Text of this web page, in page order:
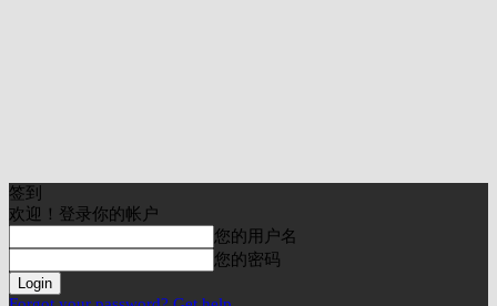
签到
欢迎！登录你的帐户
您的用户名
您的密码